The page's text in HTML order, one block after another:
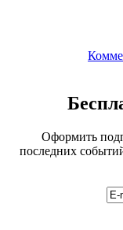
Оформить
последних